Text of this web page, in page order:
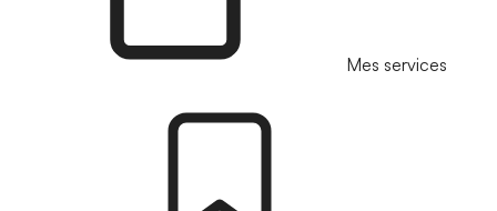
Mes services